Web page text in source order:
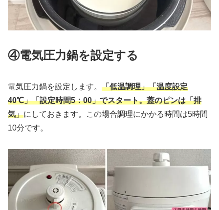
④電気圧力鍋を設定する
電気圧力鍋を設定します。 「低温調理」「温度設定
40℃」「設定時間5：00」でスタート。蓋のピンは「排
気」にしておきます。この場合調理にかかる時間は5時間
10分です。